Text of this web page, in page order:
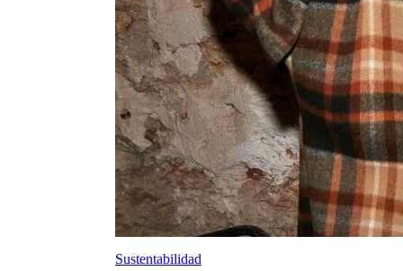
Sustentabilidad